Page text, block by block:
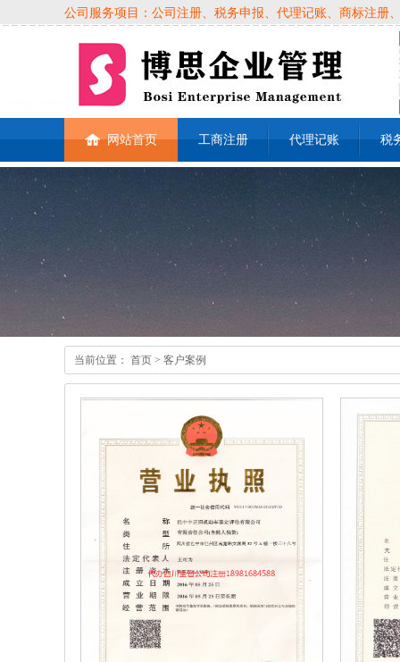
公司服务项目：公司注册、税务申报、代理记账、商标注册
网站首页 工商注册 代理记账 税
当前位置： 首页 > 客户案例